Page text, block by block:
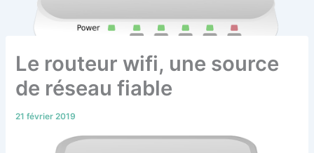
Le routeur wifi, une source
de réseau fiable
21 février 2019